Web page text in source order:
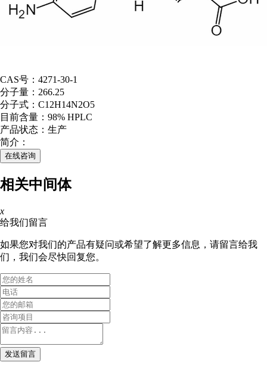
CAS号： 4271-30-1
分子量： 266.25
分子式： C12H14N2O5
目前含量： 98% HPLC
产品状态： 生产
简介：
在线咨询
相关中间体
x
给我们留言
如果您对我们的产品有疑问或希望了解更多信息，请留言给我
们，我们会尽快回复您。
发送留言